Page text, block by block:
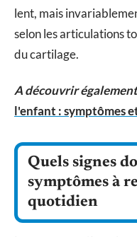
lent, mais
selon les articulations
du cartilage.
A découvrir
l'enfant : symptômes
Quels signes
symptômes à
quotidien